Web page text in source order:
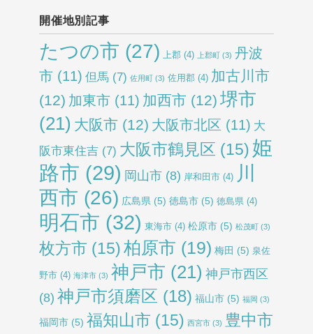
開催地別記事
たつの市 (27) 上郡 (4) 上郡町 (3) 丹波
市 (11) 但馬 (7) 佐用町 (3) 佐用郡 (4) 加古川市
(12) 加東市 (11) 加西市 (12) 堺市
(21) 大阪市 (12) 大阪市北区 (11) 大
阪市東住吉 (7) 大阪市鶴見区 (15) 姫
路市 (29) 岡山市 (8) 岸和田市 (4) 川
西市 (26) 広島県 (5) 徳島市 (5) 徳島県 (4)
明石市 (32) 東海市 (4) 松原市 (5) 松茂町 (3)
枚方市 (15)柏原市 (19) 梅田 (5) 泉佐
野市 (4) 海津市 (3) 神戸市 (21) 神戸市西区
(8) 神戸市須磨区 (18) 福山市 (5) 福岡 (3)
福岡市 (5) 福知山市 (15) 西宮市 (3) 豊中市